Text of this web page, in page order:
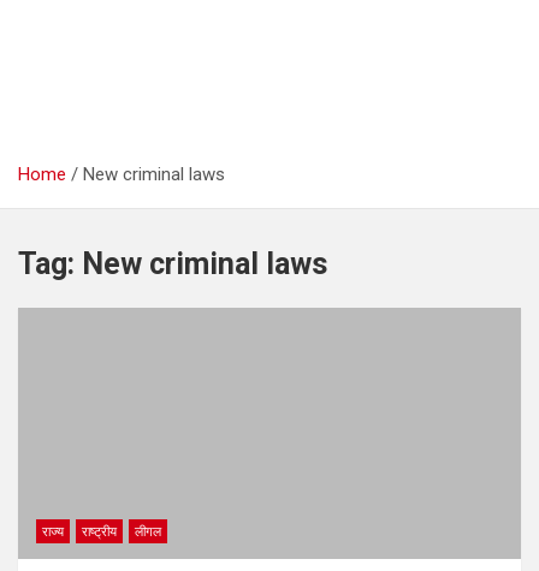
Home New criminal laws
Tag: New criminal laws
राज्य राष्ट्रीय लीगल